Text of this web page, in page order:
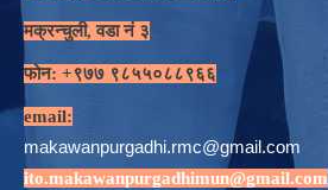
मक्रन्चुली, वडा नं ३
फोन: +९७७ ९८५५०८८९६६
email:
makawanpurgadhi.rmc@gmail.com
ito.makawanpurgadhimun@gmail.com